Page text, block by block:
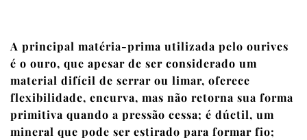
A principal matéria-prima utilizada pelo ourives
é o ouro, que apesar de ser considerado um
material difícil de serrar ou limar, oferece
flexibilidade, encurva, mas não retorna sua forma
primitiva quando a pressão cessa; é dúctil, um
mineral que pode ser estirado para formar fio;